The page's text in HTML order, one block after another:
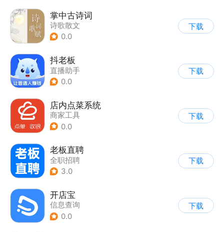
掌中古诗词
诗歌散文
0.0
下载
抖老板
直播助手
0.0
下载
店内点菜系统
商家工具
0.0
下载
老板直聘
全职招聘
3.0
下载
开店宝
信息查询
0.0
下载